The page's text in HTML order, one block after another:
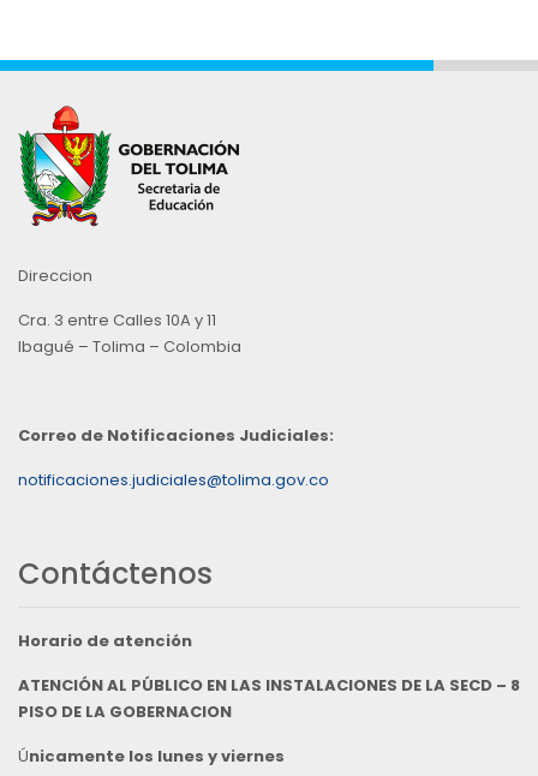
Direccion
Cra. 3 entre Calles 10A y 11
Ibagué – Tolima – Colombia
Correo de Notificaciones Judiciales:
notificaciones.judiciales@tolima.gov.co
Contáctenos
Horario de atención
ATENCIÓN AL PÚBLICO EN LAS INSTALACIONES DE LA SECD – 8
PISO DE LA GOBERNACION
Únicamente los lunes y viernes